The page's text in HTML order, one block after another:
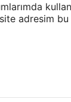
adresim bu